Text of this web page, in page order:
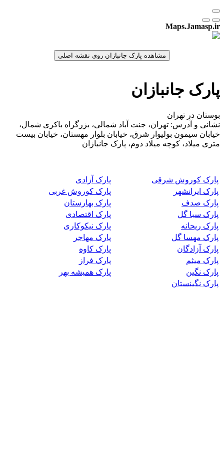
Maps.Jamasp.ir
پارک جانبازان
بوستان در تهران
نشانی و آدرس: تهران، جنت آباد شمالی، بزرگراه باکری شمال،
خیابان سیمون بولیوار شرق، خیابان بلوار مهستان، خیابان بیست
متری میلاد، کوچه میلاد دوم، پارک جانبازان
پارک کوروش شرقی
پارک آزادی
پارک ایرانشهر
پارک کوروش غربی
پارک صدف
پارک بهارستان
پارک سبا گل
پارک اقتصادی
پارک ریحانه
پارک نیکوکاری
پارک مهسا گل
پارک مهاجر
پارک آزادگان
پارک کاوه
پارک میثم
پارک فراز
پارک نگین
پارک همیشه بهر
پارک نگینستان